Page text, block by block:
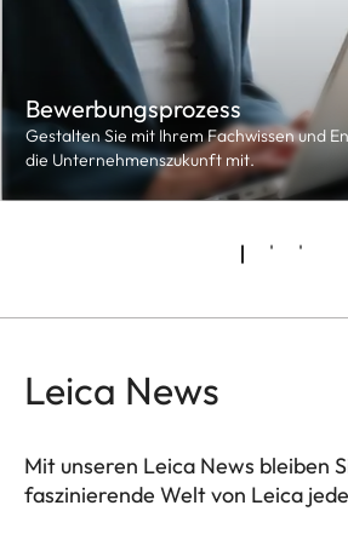
Bewerbungsprozess
Gestalten Sie mit Ihrem Fachwissen und
die Unternehmenszukunft mit.
Leica News
Mit unseren Leica News bleiben
faszinierende Welt von Leica